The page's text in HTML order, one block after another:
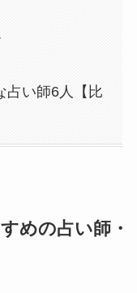
占い師6人【比
めの占い師・